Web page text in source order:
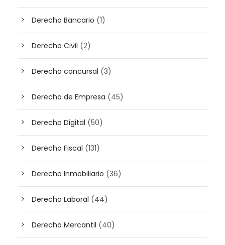
Derecho Bancario (1)
Derecho Civil (2)
Derecho concursal (3)
Derecho de Empresa (45)
Derecho Digital (50)
Derecho Fiscal (131)
Derecho Inmobiliario (36)
Derecho Laboral (44)
Derecho Mercantil (40)